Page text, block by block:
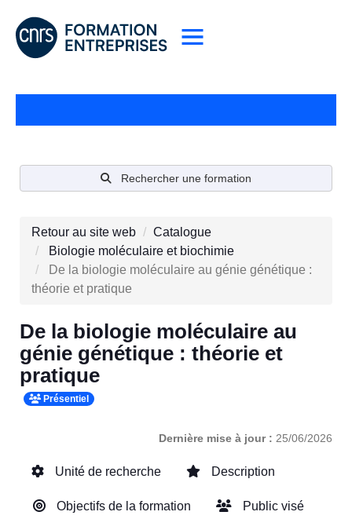
Rechercher une formation
Retour au site web
Catalogue
Biologie moléculaire et biochimie
De la biologie moléculaire au génie génétique :
théorie et pratique
De la biologie moléculaire au
génie génétique : théorie et
pratique
Présentiel
Dernière mise à jour : 25/06/2026
Unité de recherche Description
Objectifs de la formation Public visé